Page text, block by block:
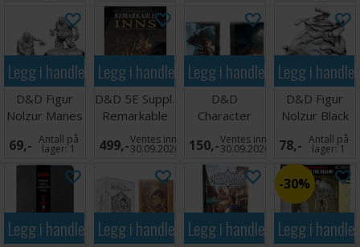
Legg i handlekurven
D&D Figur
Nolzur Manes
69,- Antall på
lager:1
Legg i handlekurven
D&D 5E Suppl.
Remarkable
Inns & Their
Dr
499,-Ventes inn
30.09.2026
Legg i handlekurven
D&D
Character
Class Folio
Barbarian
150,-Ventes inn
30.09.2026
Legg i
D&D Figur
Nolzur Black
Pudding
78,- Antall på
lager:1
Legg i handlekurvenLegg i handlekurvenLegg i handlekurven
Legg i
30%